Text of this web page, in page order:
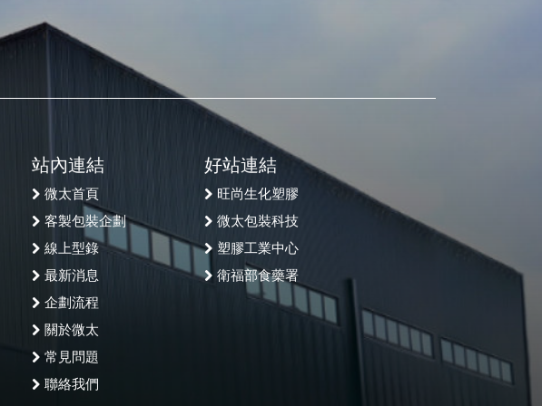
站內連結
微太首頁
客製包裝企劃
線上型錄
最新消息
企劃流程
關於微太
常見問題
聯絡我們
好站連結
旺尚生化塑膠
微太包裝科技
塑膠工業中心
衛福部食藥署